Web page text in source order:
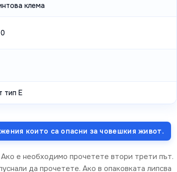
клема
тип E
които са опасни за човешкия живот.
е необходимо прочетете втори трети път.
да прочетете. Ако в опаковката липсва